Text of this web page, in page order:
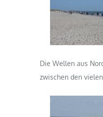
Die Wellen aus
zwischen den